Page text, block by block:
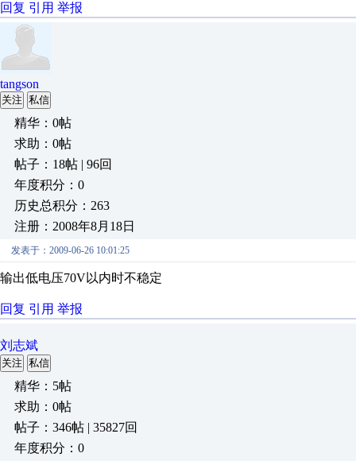
回复 引用 举报
tangson
关注 私信
精华：0帖
求助：0帖
帖子：18帖 | 96回
年度积分：0
历史总积分：263
注册：2008年8月18日
发表于：2009-06-26 10:01:25
输出低电压70V以内时不稳定
回复 引用 举报
刘志斌
关注 私信
精华：5帖
求助：0帖
帖子：346帖 | 35827回
年度积分：0